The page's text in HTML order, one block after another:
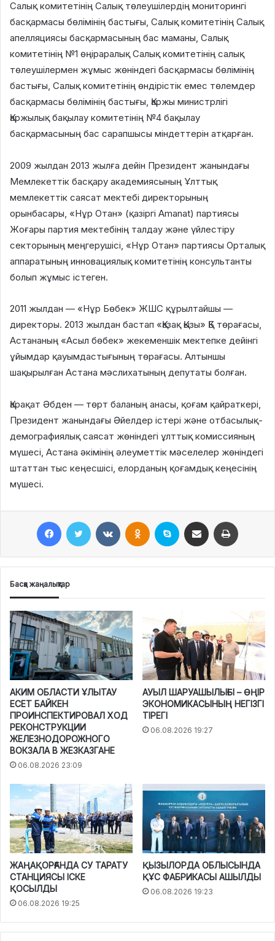
Салық комитетінің Салық төлеушілердің мониторингі
басқармасы бөлімінің бастығы, Салық комитетінің Салық
апелляциясы басқармасының бас маманы, Салық
комитетінің №1 өңіраралық Салық комитетінің салық
төлеушілермен жұмыс жөніндегі басқармасы бөлімінің
бастығы, Салық комитетінің өндірістік емес төлемдер
басқармасы бөлімінің бастығы, Қаржы министрлігі
Қаржылық бақылау комитетінің №4 бақылау
басқармасының бас сарапшысы міндеттерін атқарған.
2009 жылдан 2013 жылға дейін Президент жанындағы
Мемлекеттік басқару академиясының Ұлттық
мемлекеттік саясат мектебі директорының
орынбасары, «Нұр Отан» (қазіргі Amanat) партиясы
Жоғары партия мектебінің талдау және үйлестіру
секторының меңгерушісі, «Нұр Отан» партиясы Орталық
аппаратының инновациялық комитетінің консультанты
болып жұмыс істеген.
2011 жылдан — «Нұр Бөбек» ЖШС құрылтайшы —
директоры. 2013 жылдан бастап «Қазақ Қызы» ҚБ төрағасы,
Астананың «Асыл бөбек» жекеменшік мектепке дейінгі
ұйымдар қауымдастығының төрағасы. Алтыншы
шақырылған Астана мәслихатының депутаты болған.
Қарақат Әбден — төрт баланың анасы, қоғам қайраткері,
Президент жанындағы Әйелдер істері және отбасылық-
демографиялық саясат жөніндегі ұлттық комиссияның
мүшесі, Астана әкімінің әлеуметтік мәселелер жөніндегі
штаттан тыс кеңесшісі, елорданың қоғамдық кеңесінің
мүшесі.
Басқа жаңалықтар
АКИМ ОБЛАСТИ ҰЛЫТАУ
ЕСЕТ БАЙКЕН
ПРОИНСПЕКТИРОВАЛ ХОД
РЕКОНСТРУКЦИИ
ЖЕЛЕЗНОДОРОЖНОГО
ВОКЗАЛА В ЖЕЗКАЗГАНЕ
06.08.2026 23:09
АУЫЛ ШАРУАШЫЛЫҒЫ – ӨҢІР
ЭКОНОМИКАСЫНЫҢ НЕГІЗГІ
ТІРЕГІ
06.08.2026 19:27
ЖАҢАҚОРҒАНДА СУ ТАРАТУ
СТАНЦИЯСЫ ІСКЕ
ҚОСЫЛДЫ
06.08.2026 19:25
ҚЫЗЫЛОРДА ОБЛЫСЫНДА
ҚҰС ФАБРИКАСЫ АШЫЛДЫ
06.08.2026 19:23